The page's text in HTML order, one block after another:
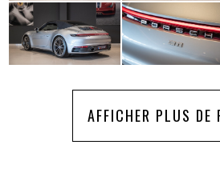
AFFICHER PLUS DE